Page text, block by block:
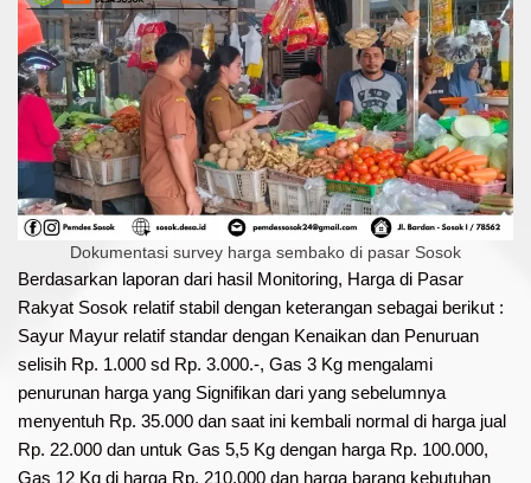
Dokumentasi survey harga sembako di pasar Sosok
Berdasarkan laporan dari hasil Monitoring, Harga di Pasar
Rakyat Sosok relatif stabil dengan keterangan sebagai berikut :
Sayur Mayur relatif standar dengan Kenaikan dan Penuruan
selisih Rp. 1.000 sd Rp. 3.000.-, Gas 3 Kg mengalami
penurunan harga yang Signifikan dari yang sebelumnya
menyentuh Rp. 35.000 dan saat ini kembali normal di harga jual
Rp. 22.000 dan untuk Gas 5,5 Kg dengan harga Rp. 100.000,
Gas 12 Kg di harga Rp. 210.000 dan harga barang kebutuhan